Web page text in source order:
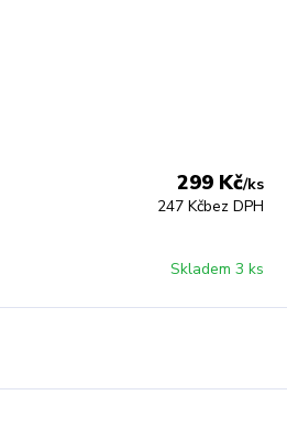
299 Kč/ks
247 Kčbez DPH
Skladem 3 ks